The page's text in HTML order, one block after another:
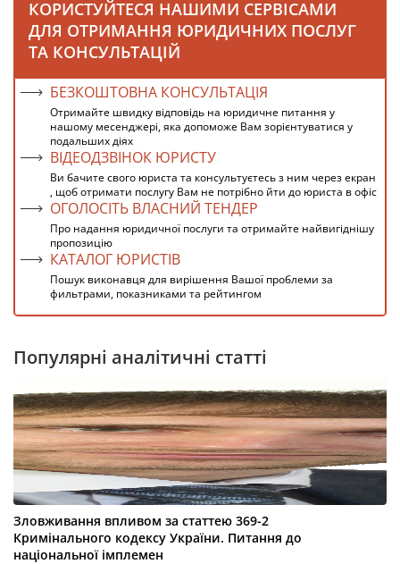
КОРИСТУЙТЕСЯ НАШИМИ СЕРВІСАМИ
ДЛЯ ОТРИМАННЯ ЮРИДИЧНИХ ПОСЛУГ
ТА КОНСУЛЬТАЦІЙ
БЕЗКОШТОВНА КОНСУЛЬТАЦІЯ
Отримайте швидку відповідь на юридичне питання у
нашому месенджері, яка допоможе Вам зорієнтуватися у
подальших діях
ВІДЕОДЗВІНОК ЮРИСТУ
Ви бачите свого юриста та консультуєтесь з ним через екран
, щоб отримати послугу Вам не потрібно йти до юриста в офіс
ОГОЛОСІТЬ ВЛАСНИЙ ТЕНДЕР
Про надання юридичної послуги та отримайте найвигіднішу
пропозицію
КАТАЛОГ ЮРИСТІВ
Пошук виконавця для вирішення Вашої проблеми за
фильтрами, показниками та рейтингом
Популярні аналітичні статті
Зловживання впливом за статтею 369-2
Кримінального кодексу України. Питання до
національної імплемен